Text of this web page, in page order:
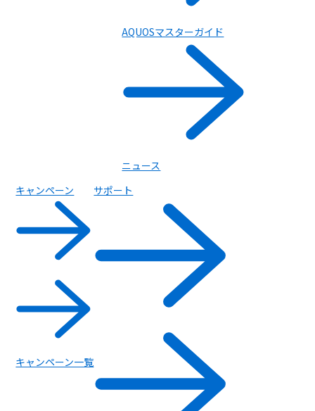
携帯電話
AQUOSマスターガイド
ニュース
キャンペーン
キャンペーン一覧
サポート